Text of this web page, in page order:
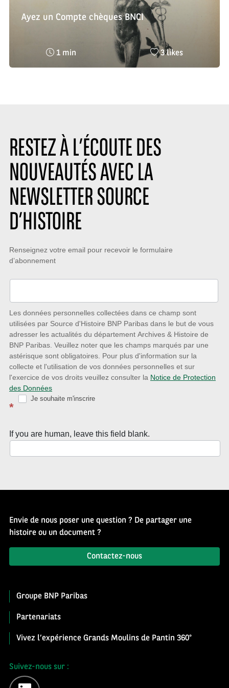
Ayez un Compte chèques BNCI
Temps
1 min
Nombre
3 likes
RESTEZ À L’ÉCOUTE DES
NOUVEAUTÉS AVEC LA
NEWSLETTER SOURCE
D’HISTOIRE
Restez
à
l’écoute
nouveautés
avec
la
Newsletter
Source
d’Histoire
Renseignez votre email pour recevoir le formulaire
d’abonnement
Les données personnelles collectées dans ce champ sont
utilisées par Source d'Histoire BNP Paribas dans le but de vous
adresser les actualités du département Archives & Histoire de
BNP Paribas. Veuillez noter que les champs marqués par une
astérisque sont obligatoires. Pour plus d'information sur la
collecte et l'utilisation de vos données personnelles et sur
l'exercice de vos droits veuillez consulter la Notice de Protection
des Données
*
Je souhaite m'inscrire
If you are human, leave this field blank.
Envie de nous poser une question ? De partager une
histoire ou un document ?
Contactez-nous
Groupe BNP Paribas
Partenariats
Vivez l’expérience Grands Moulins de Pantin 360°
Suivez-nous sur :